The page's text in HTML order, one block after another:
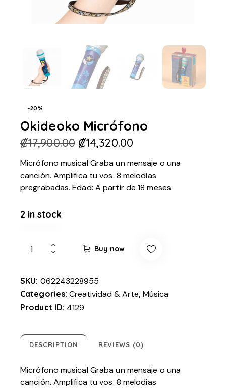
-20%
Okideoko Micrófono
₡17,900.00 ₡14,320.00
Micrófono musical Graba un mensaje o una
canción. Amplifica tu vos. 8 melodias
pregrabadas. Edad: A partir de 18 meses
2 in stock
Buy now
SKU: 062243228955
Categories:Creatividad & Arte,Música
Product ID: 4129
DESCRIPTION REVIEWS (0)
Micrófono musical Graba un mensaje o una
canción. Amplifica tu vos. 8 melodias